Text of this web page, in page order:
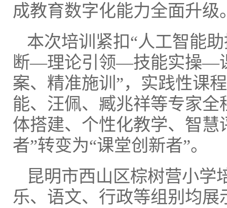
成教育数字化能力全面升级
本次培训紧扣“人工智能
断—理论引领—技能实操—
案、精准施训”，实践性课
能、汪佩、臧兆祥等专家
体搭建、个性化教学、智
者”转变为“课堂创新者”。
昆明市西山区棕树营小学
乐、语文、行政等组别均